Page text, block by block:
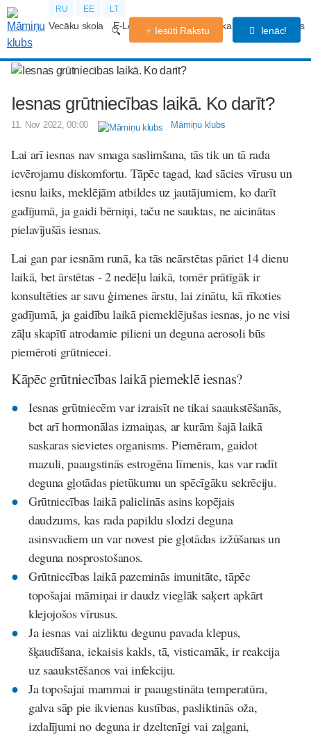
RU EE LT
Vecāku skola E-Lekcijas Grūtniecības kalendārs Forums
Iesūti Rakstu Ienāc!
Iesnas grūtniecības laikā. Ko darīt?
11. Nov 2022, 00:00 Māmiņu klubs
Lai arī iesnas nav smaga saslimšana, tās tik un tā rada
ievērojamu diskomfortu. Tāpēc tagad, kad sācies vīrusu un
iesnu laiks, meklējām atbildes uz jautājumiem, ko darīt
gadījumā, ja gaidi bērniņi, taču ne sauktas, ne aicinātas
pielavījušās iesnas.
Lai gan par iesnām runā, ka tās neārstētas pāriet 14 dienu
laikā, bet ārstētas - 2 nedēļu laikā, tomēr prātīgāk ir
konsultēties ar savu ģimenes ārstu, lai zinātu, kā rīkoties
gadījumā, ja gaidību laikā piemeklējušas iesnas, jo ne visi
zāļu skapītī atrodamie pilieni un deguna aerosoli būs
piemēroti grūtniecei.
Kāpēc grūtniecības laikā piemeklē iesnas?
Iesnas grūtniecēm var izraisīt ne tikai saaukstēšanās,
bet arī hormonālas izmaiņas, ar kurām šajā laikā
saskaras sievietes organisms. Piemēram, gaidot
mazuli, paaugstinās estrogēna līmenis, kas var radīt
deguna gļotādas pietūkumu un spēcīgāku sekrēciju.
Grūtniecības laikā palielinās asins kopējais
daudzums, kas rada papildu slodzi deguna
asinsvadiem un var novest pie gļotādas izžūšanas un
deguna nosprostošanos.
Grūtniecības laikā pazeminās imunitāte, tāpēc
topošajai māmiņai ir daudz vieglāk saķert apkārt
klejojošos vīrusus.
Ja iesnas vai aizliktu degunu pavada klepus,
šķaudīšana, iekaisis kakls, tā, visticamāk, ir reakcija
uz saaukstēšanos vai infekciju.
Ja topošajai mammai ir paaugstināta temperatūra,
galva sāp pie ikvienas kustības, pasliktinās oža,
izdalījumi no deguna ir dzeltenīgi vai zaļgani,